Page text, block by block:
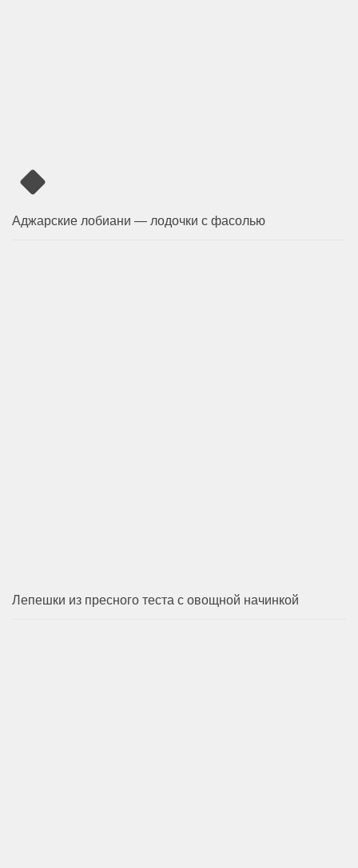
Аджарские лобиани — лодочки с фасолью
Лепешки из пресного теста с овощной начинкой